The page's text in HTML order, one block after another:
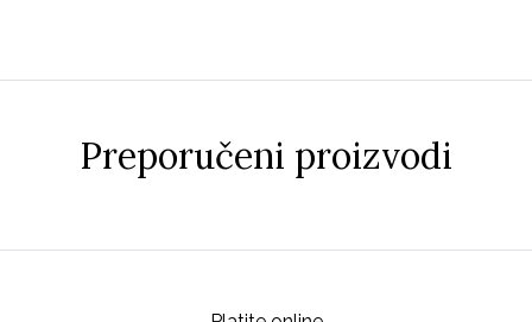
Preporučeni proizvodi